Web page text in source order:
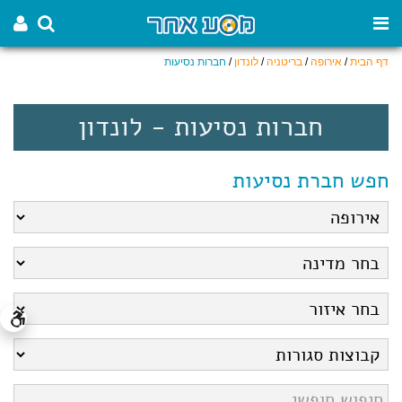
דף הבית/ אירופה/ בריטניה/ לונדון / חברות נסיעות
חברות נסיעות - לונדון
חפש חברת נסיעות